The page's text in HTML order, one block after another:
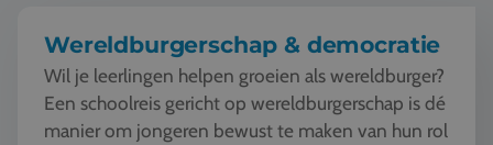
Wereldburgerschap & democratie
Wil je leerlingen helpen groeien als wereldburger?
Een schoolreis gericht op wereldburgerschap is dé
manier om jongeren bewust te maken van hun rol